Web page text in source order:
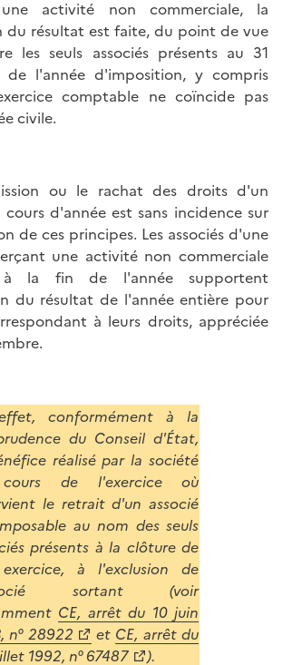
activité non commerciale, la
du résultat est faite, du point de vue
les seuls associés présents au 31
de l'année d'imposition, y compris
comptable ne coïncide pas
civile.
ou le rachat des droits d'un
cours d'année est sans incidence sur
de ces principes. Les associés d'une
une activité non commerciale
à la fin de l'année supportent
du résultat de l'année entière pour
à leurs droits, appréciée
conformément à la
du Conseil d'État,
réalisé par la société
de l'exercice où
le retrait d'un associé
au nom des seuls
présents à la clôture de
à l'exclusion de
sortant (voir
CE, arrêt du 10 juin
n° 28922
et CE, arrêt du
1992, n° 67487
).